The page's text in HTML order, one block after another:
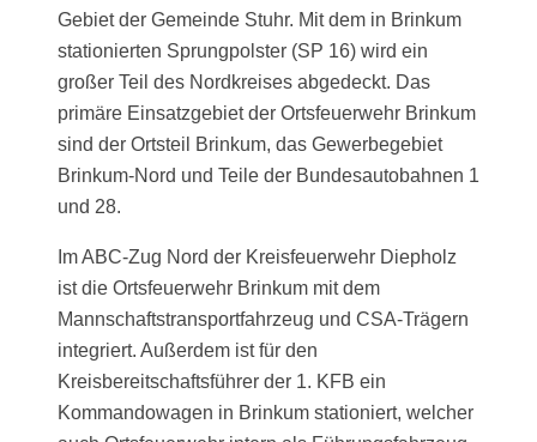
Gebiet der Gemeinde Stuhr. Mit dem in Brinkum
stationierten Sprungpolster (SP 16) wird ein
großer Teil des Nordkreises abgedeckt. Das
primäre Einsatzgebiet der Ortsfeuerwehr Brinkum
sind der Ortsteil Brinkum, das Gewerbegebiet
Brinkum-Nord und Teile der Bundesautobahnen 1
und 28.
Im ABC-Zug Nord der Kreisfeuerwehr Diepholz
ist die Ortsfeuerwehr Brinkum mit dem
Mannschaftstransportfahrzeug und CSA-Trägern
integriert. Außerdem ist für den
Kreisbereitschaftsführer der 1. KFB ein
Kommandowagen in Brinkum stationiert, welcher